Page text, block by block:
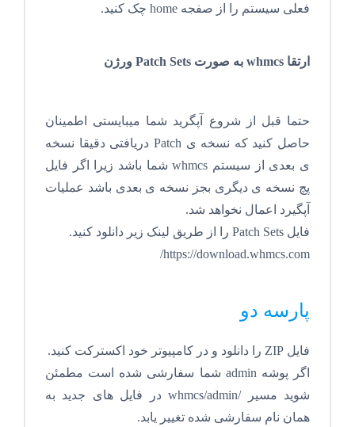
فعلی سیستم را از صفجه home چک کنید.
ارتقا whmcs به صورت Patch Sets ورژن
حتما قبل از شروع آپگرید شما میبایستی اطمینان
حاصل کنید که نسخه ی Patch دریافتی دقیقا نسخه
ی بعدی از سیستم whmcs شما باشد زیرا اگر فایل
پچ نسخه ی دیگری بجز نسخه ی بعدی باشد عملیات
آپگیرد اعمال نخواهد شد.
فایل Patch Sets را از طریق لینک زیر دانلود کنید.
https://download.whmcs.com/
پارسه دو
فایل ZIP را دانلود و در کامپیوتر خود اکسترکت کنید.
اگر پوشه admin شما سفارشی شده است مطمئن
شوید مسیر /whmcs/admin در فایل های جدید به
همان نام سفارشی شده تغییر یابد.